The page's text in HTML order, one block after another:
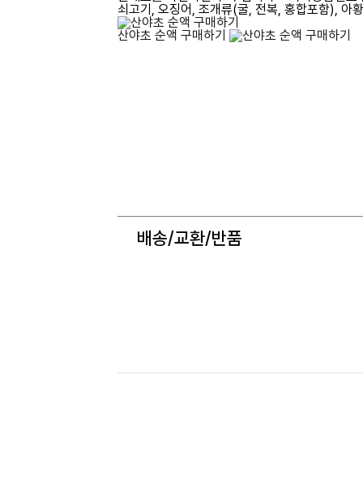
쇠고기, 오징어, 조개류(굴, 전복, 홍합포함), 아
산야초 순액 구매하기
배송/교환/반품